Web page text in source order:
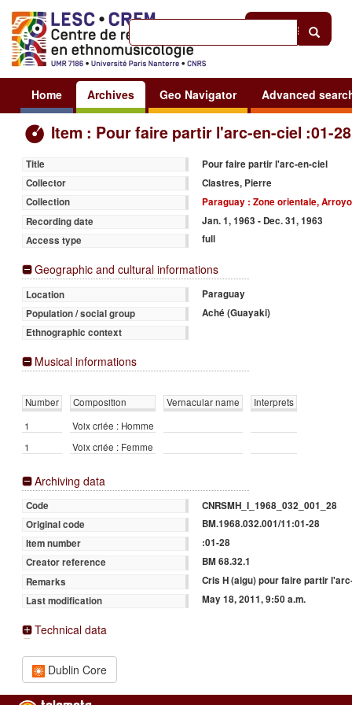
Sign in
Home Archives Geo Navigator Advanced
Item : Pour faire partir l'arc-en-ciel :01-28
Title
Pour faire partir l'arc-en-ciel
Collector
Clastres, Pierre
Collection
Paraguay : Zone orientale,
Recording date
Jan. 1, 1963 - Dec. 31, 1963
Access type
full
Geographic and cultural informations
Location
Paraguay
Population / social group
Aché (Guayaki)
Ethnographic context
Musical informations
Number Composition Vernacular name
Interprets
1
Voix criée : Homme
1
Voix criée : Femme
Archiving data
Code
CNRSMH_I_1968_032_001_28
Original code
BM.1968.032.001/11:01-28
Item number
:01-28
Creator reference
BM 68.32.1
Remarks
Cris H (aigu) pour faire partir
Last modification
May 18, 2011, 9:50 a.m.
Technical data
Dublin Core